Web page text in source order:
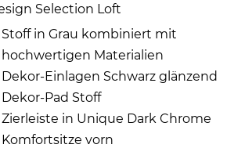
Selection Loft
Stoff in Grau kombiniert mit
hochwertigen Materialien
Dekor-Einlagen Schwarz glänzend
Dekor-Pad Stoff
Zierleiste in Unique Dark Chrome
Komfortsitze vorn